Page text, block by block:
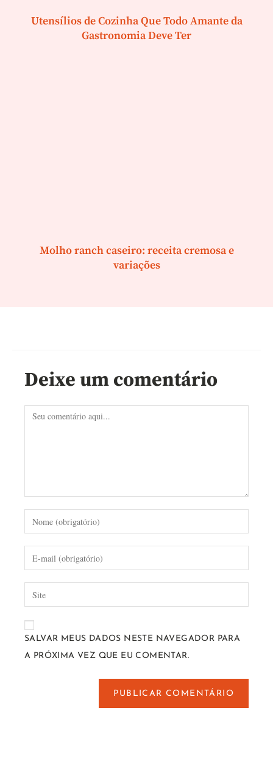
Utensílios de Cozinha Que Todo Amante da
Gastronomia Deve Ter
Molho ranch caseiro: receita cremosa e
variações
Deixe um comentário
SALVAR MEUS DADOS NESTE NAVEGADOR PARA
A PRÓXIMA VEZ QUE EU COMENTAR.